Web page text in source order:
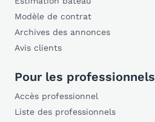
Modèle de contrat
Archives des annonces
Avis clients
Pour les professionnels
Accès professionnel
Liste des professionnels